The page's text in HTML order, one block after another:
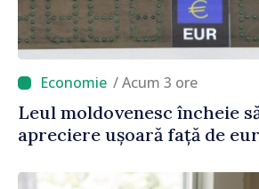
/ Acum 3 ore
Leul moldovenesc încheie
apreciere ușoară față de